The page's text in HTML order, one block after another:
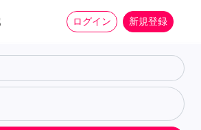
ログイン 新規登録